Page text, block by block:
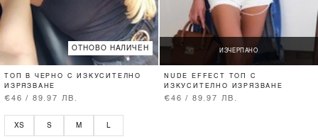
ОТНОВО НАЛИЧЕН
ТОП В ЧЕРНО С ИЗКУСИТЕЛНО
ИЗРЯЗВАНЕ
€46 / 89.97 ЛВ.
XS S M
ИЗЧЕРПАНО
NUDE EFFECT ТОП С
ИЗКУСИТЕЛНО ИЗРЯЗВАНЕ
€46 / 89.97 ЛВ.